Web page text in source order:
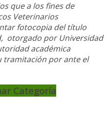
que a los fines de
Veterinarios
fotocopia del título
otorgado por Universidad
académica
tramitación por ante el
Categoría